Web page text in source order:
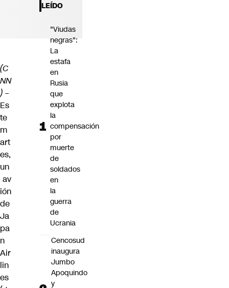
(C
NN
) –
Es
te
m
art
es,
un
av
ión
de
Ja
pa
n
Air
lin
es
LEÍDO
"Viudas
negras":
La
estafa
en
Rusia
que
explota
la
compensación
por
muerte
de
soldados
en
la
guerra
de
Ucrania
Cencosud
inaugura
Jumbo
Apoquindo
y